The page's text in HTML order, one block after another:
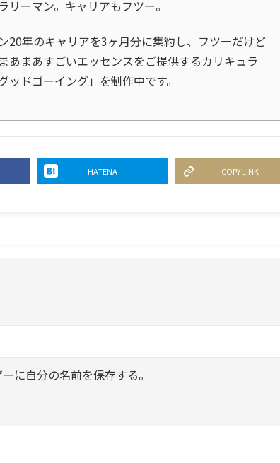
リーマン。キャリアもフツー。
20年のキャリアを3ヶ月分に集約し、フツーだけど
あまあすごいエッセンスをご提供するカリキュラ
ッドゴーイング」を制作中です。
HATENA COPY LINK
に自分の名前を保存する。